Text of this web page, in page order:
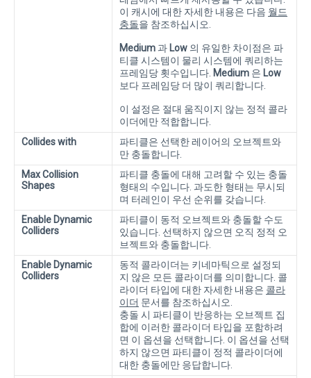
이 캐시에 대한 자세한 내용은 다음 월드
충돌을 참조하십시오.
Medium과 Low 의 유일한 차이점은 파
티클 시스템이 물리 시스템에 쿼리하는
프레임당 횟수입니다. Medium 은 Low
보다 프레임당 더 많이 쿼리합니다.
이 설정은 절대 움직이지 않는 정적 콜라
이더에만 적합합니다.
Collides with
파티클은 선택한 레이어의 오브젝트와
만 충돌합니다.
Max Collision
Shapes
파티클 충돌에 대해 고려할 수 있는 충돌
형태의 수입니다. 과도한 형태는 무시되
며 터레인이 우선 순위를 갖습니다.
Enable Dynamic
Colliders
파티클이 동적 오브젝트와 충돌할 수도
있습니다. 선택하지 않으면 오직 정적 오
브젝트와 충돌합니다.
Enable Dynamic
Colliders
동적 콜라이더는 키네마틱으로 설정되
지 않은 모든 콜라이더를 의미합니다. 콜
라이더 타입에 대한 자세한 내용은 콜라
이더 문서를 참조하십시오.
충돌 시 파티클이 반응하는 오브젝트 집
합에 이러한 콜라이더 타입을 포함하려
면 이 옵션을 선택합니다. 이 옵션을 선택
하지 않으면 파티클이 정적 콜라이더에
대한 충돌에만 응답합니다.